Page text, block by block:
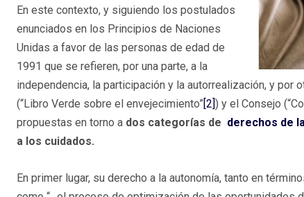
En este contexto, y siguiendo los postulados
enunciados en los Principios de Naciones
Unidas a favor de las personas de edad de
1991 que se refieren, por una parte, a la
independencia, la participación y la autorrealización, y
(“Libro Verde sobre el envejecimiento”[2]) y el Consejo
propuestas en torno a dos categorías de derechos de
a los cuidados.
En primer lugar, su derecho a la autonomía, tanto en